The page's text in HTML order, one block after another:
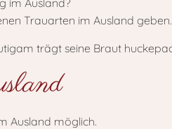
im Ausland?
Trauarten im Ausland geben.
Ausland möglich.